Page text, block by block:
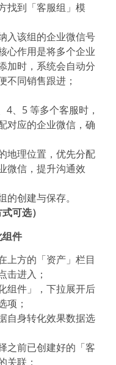
找到「客服组」模
入该组的企业微信号
心作用是将多个企业
加时，系统会自动分
不同销售跟进；
、5 等多个客服时，
对应的企业微信，确
地理位置，优先分配
微信，提升沟通效
创建与保存。
可选）
件
上方的「资产」栏目
击进入；
组件」，下拉展开后
项；
自身转化效果数据选
之前已创建好的「客
关联；